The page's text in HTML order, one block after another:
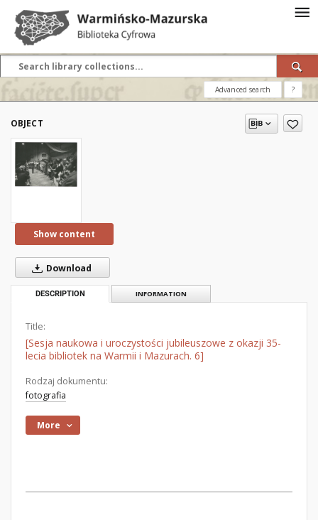
Advanced search ?
OBJECT
Show content
Download
DESCRIPTION INFORMATION
Title:
[Sesja naukowa i uroczystości jubileuszowe z okazji 35-
lecia bibliotek na Warmii i Mazurach. 6]
Rodzaj dokumentu:
fotografia
More